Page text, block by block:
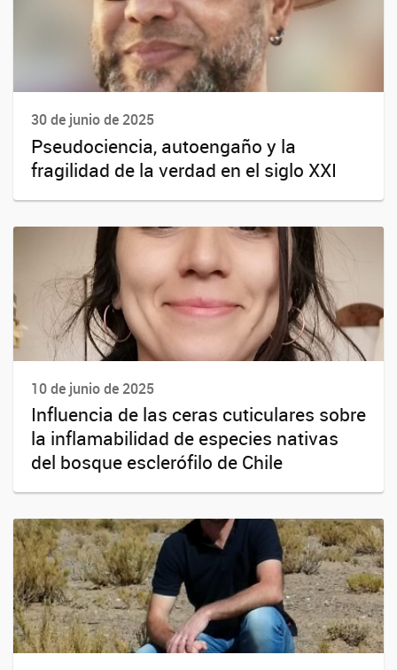
30 de junio de 2025
Pseudociencia, autoengaño y la
fragilidad de la verdad en el siglo XXI
10 de junio de 2025
Influencia de las ceras cuticulares sobre
la inflamabilidad de especies nativas
del bosque esclerófilo de Chile